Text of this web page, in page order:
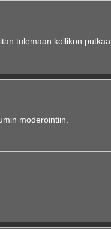
tulemaan kollikon
moderointiin.